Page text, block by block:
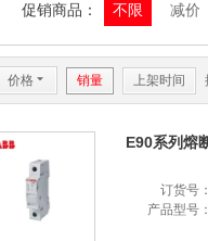
促销商品： 不限 减价
价格 6 销量 上架时间
E90系列熔
订货号
产品型号